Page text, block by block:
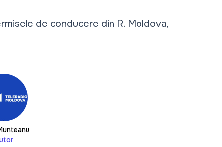
de conducere din R. Moldova,